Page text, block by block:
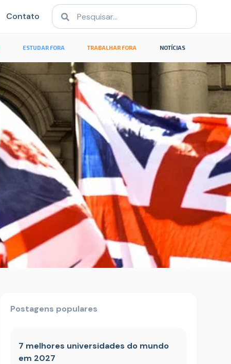
Contato
ESTUDAR FORA TRABALHAR FORA NOTÍCIAS
Postagens populares
7 melhores universidades do mundo
em 2027